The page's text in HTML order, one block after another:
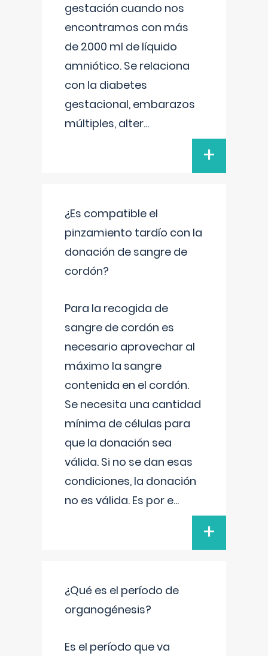
gestación cuando nos
encontramos con más
de 2000 ml de líquido
amniótico. Se relaciona
con la diabetes
gestacional, embarazos
múltiples, alter...
+
¿Es compatible el
pinzamiento tardío con la
donación de sangre de
cordón?
Para la recogida de
sangre de cordón es
necesario aprovechar al
máximo la sangre
contenida en el cordón.
Se necesita una cantidad
mínima de células para
que la donación sea
válida. Si no se dan esas
condiciones, la donación
no es válida. Es por e...
+
¿Qué es el período de
organogénesis?
Es el período que va